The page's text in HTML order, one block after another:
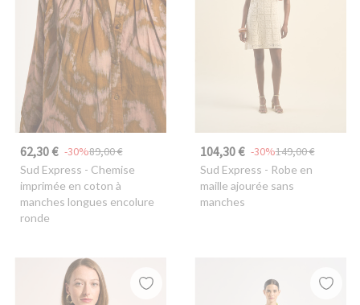
62,30 € 89,00 €
-30%
Sud Express - Chemise
imprimée en coton à
manches longues encolure
ronde
104,30 € 149,00 €
-30%
Sud Express - Robe en
maille ajourée sans
manches